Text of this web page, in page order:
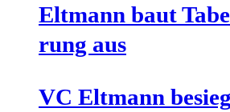
Elt­mann baut
rung aus
VC Elt­mann